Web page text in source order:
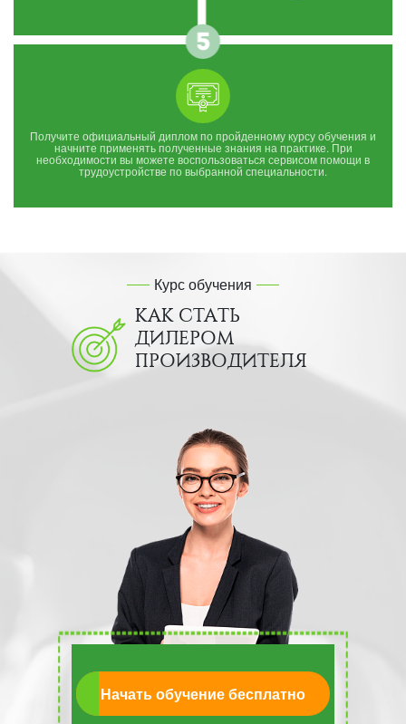
Получите официальный диплом по пройденному курсу обучения и
начните применять полученные знания на практике. При
необходимости вы можете воспользоваться сервисом помощи в
трудоустройстве по выбранной специальности.
Курс обучения
КАК СТАТЬ
ДИЛЕРОМ
ПРОИЗВОДИТЕЛЯ
Начать обучение бесплатно